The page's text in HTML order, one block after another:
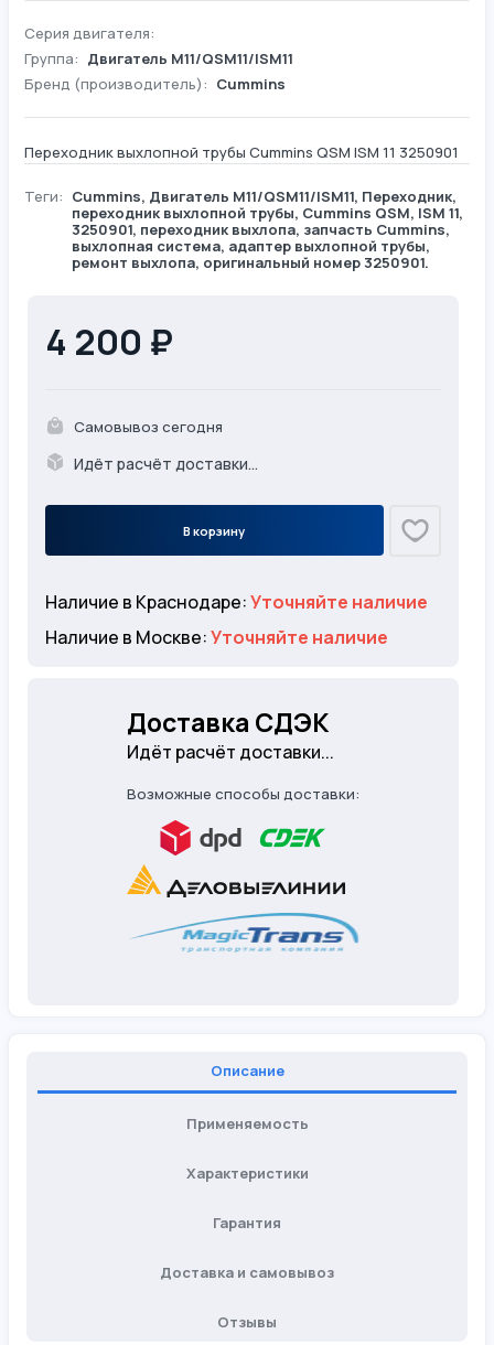
Серия двигателя:
Группа: Двигатель М11/QSM11/ISM11
Бренд (производитель): Cummins
Переходник выхлопной трубы Cummins QSM ISM 11 3250901
Теги: Cummins, Двигатель М11/QSM11/ISM11, Переходник,
переходник выхлопной трубы, Cummins QSM, ISM 11,
3250901, переходник выхлопа, запчасть Cummins,
выхлопная система, адаптер выхлопной трубы,
ремонт выхлопа, оригинальный номер 3250901.
4 200 ₽
Самовывоз сегодня
Идёт расчёт доставки...
В корзину
Наличие в Краснодаре:Уточняйте наличие
Наличие в Москве:Уточняйте наличие
Доставка СДЭК
Идёт расчёт доставки...
Возможные способы доставки:
Описание
Применяемость
Характеристики
Гарантия
Доставка и самовывоз
Отзывы